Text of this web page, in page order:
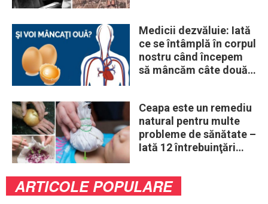
Medicii dezvăluie: Iată
ce se întâmplă în corpul
nostru când începem
să mâncăm câte două
Ceapa este un remediu
natural pentru multe
probleme de sănătate –
Iată 12 întrebuinţări
ARTICOLE POPULARE